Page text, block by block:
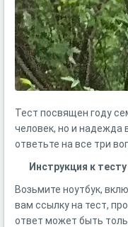
Тест посвящен году
человек, но и надежда
ответьте на все три
Инструкция к тесту
Возьмите ноутбук,
вам ссылку на тест,
ответ может быть